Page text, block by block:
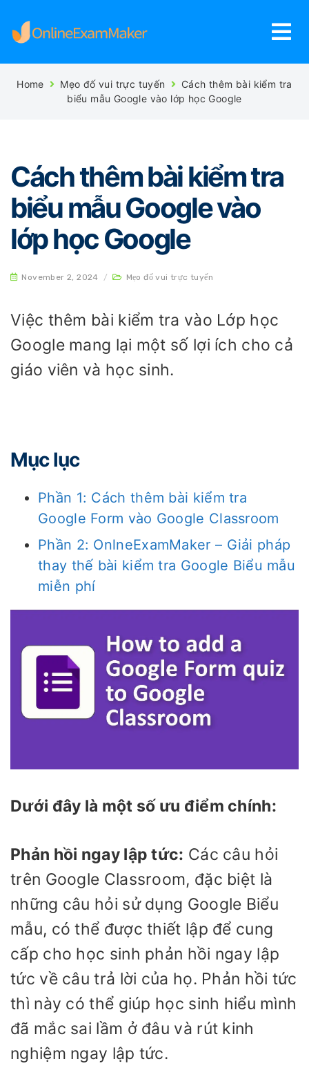
Home Mẹo đố vui trực tuyến
Cách thêm bài kiểm tra
biểu mẫu Google vào lớp học Google
Cách thêm bài kiểm tra
biểu mẫu Google vào
lớp học Google
November 2, 2024 / Mẹo đố vui trực tuyến
Việc thêm bài kiểm tra vào Lớp học
Google mang lại một số lợi ích cho cả
giáo viên và học sinh.
Mục lục
Phần 1: Cách thêm bài kiểm tra
Google Form vào Google Classroom
Phần 2: OnlneExamMaker – Giải pháp
thay thế bài kiểm tra Google Biểu mẫu
miễn phí
Dưới đây là một số ưu điểm chính:
Phản hồi ngay lập tức: Các câu hỏi
trên Google Classroom, đặc biệt là
những câu hỏi sử dụng Google Biểu
mẫu, có thể được thiết lập để cung
cấp cho học sinh phản hồi ngay lập
tức về câu trả lời của họ. Phản hồi tức
thì này có thể giúp học sinh hiểu mình
đã mắc sai lầm ở đâu và rút kinh
nghiệm ngay lập tức.